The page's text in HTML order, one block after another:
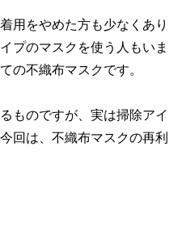
用をやめた方も少なくあり
プのマスクを使う人もいま
の不織布マスクです。
ものですが、実は掃除アイ
回は、不織布マスクの再利